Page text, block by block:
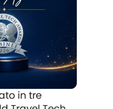
in tre